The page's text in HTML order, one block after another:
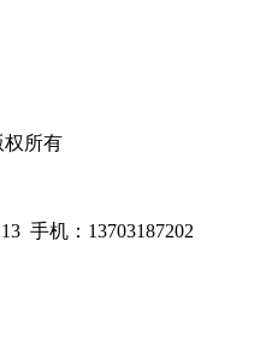
权所有
手机：13703187202